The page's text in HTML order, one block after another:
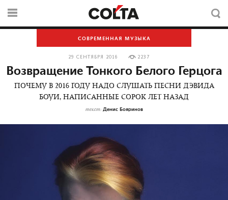
СОВРЕМЕННАЯ МУЗЫКА
29 СЕНТЯБРЯ 2016 2237
Возвращение Тонкого Белого Герцога
ПОЧЕМУ В 2016 ГОДУ НАДО СЛУШАТЬ ПЕСНИ ДЭВИДА
БОУИ, НАПИСАННЫЕ СОРОК ЛЕТ НАЗАД
текст: Денис Бояринов